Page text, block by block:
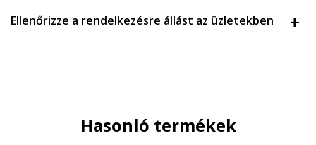
Ellenőrizze a rendelkezésre állást az üzletekben
Hasonló termékek